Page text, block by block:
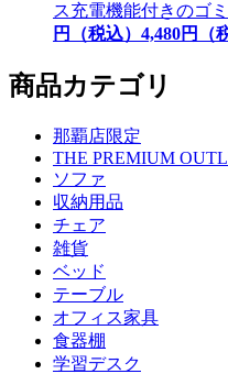
ス充電機能付きのゴ
円（税込） 4,480円（
商品カテゴリ
那覇店限定
THE PREMIUM
ソファ
収納用品
チェア
雑貨
ベッド
テーブル
オフィス家具
食器棚
学習デスク